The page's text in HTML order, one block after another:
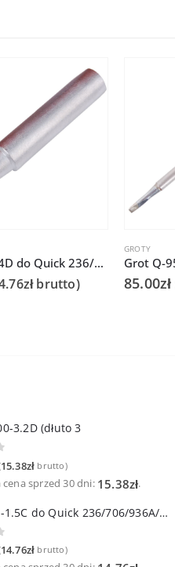
Grot Q-T-2.4D do Quick 236/706/936A/3104/3102/TS1100
złbrutto)
GROTY
85.00zł
3.2D (dłuto 3
15.38zł brutto)
cena sprzed 30 dni: 15.38zł.
Grot Q-T-1.5C do Quick 236/706/936A/3104/3102/TS1100
14.76zł brutto)